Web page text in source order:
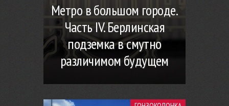
Метро в большом городе.
Часть IV. Берлинская
подземка в смутно
различимом будущем